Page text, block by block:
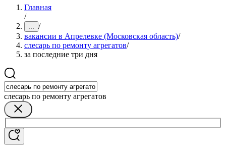
Главная
/
... /
вакансии в Апрелевке (Московская область)/
слесарь по ремонту агрегатов/
за последние три дня
слесарь по ремонту агрегатов